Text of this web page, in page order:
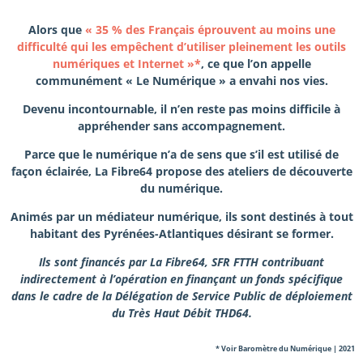
Alors que « 35 % des Français éprouvent au moins une
difficulté qui les empêchent d’utiliser pleinement les outils
numériques et Internet »*, ce que l’on appelle
communément « Le Numérique » a envahi nos vies.
Devenu incontournable, il n’en reste pas moins difficile à
appréhender sans accompagnement.
Parce que le numérique n’a de sens que s’il est utilisé de
façon éclairée, La Fibre64 propose des ateliers de découverte
du numérique.
Animés par un médiateur numérique, ils sont destinés à tout
habitant des Pyrénées-Atlantiques désirant se former.
Ils sont financés par La Fibre64, SFR FTTH contribuant
indirectement à l’opération en finançant un fonds spécifique
dans le cadre de la Délégation de Service Public de déploiement
du Très Haut Débit THD64.
* Voir Baromètre du Numérique | 2021